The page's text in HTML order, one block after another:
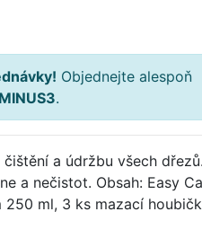
Objednejte alespoň
MINUS3.
a údržbu všech dřezů.
a nečistot. Obsah: Easy
ml, 3 ks mazací